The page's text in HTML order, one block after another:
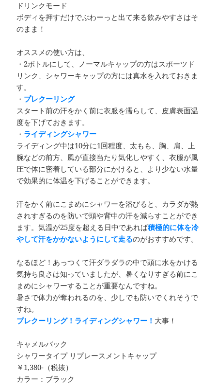
ドリンクモード
ボディを押すだけでぶわーっと出て来る飲みやすさはそ
のまま！
オススメの使い方は、
・2ボトルにして、ノーマルキャップの方はスポーツド
リンク、シャワーキャップの方には真水を入れておきま
す。
・ プレクーリング
スタート前の汗をかく前に衣服を濡らして、皮膚表面温
度を下げておきます。
・ ライディングシャワー
ライディング中は10分に1回程度、太もも、胸、肩、上
腕などの前方、風が直接当たり気化しやすく、衣服が風
圧で体に密着している部分にかけると、より少ない水量
で効果的に体温を下げることができます。
汗をかく前にこまめにシャワーを浴びると、カラダが熱
されすぎるのを防いで頭や背中の汗を減らすことができ
ます。気温が25度を超える日中であれば積極的に体を冷
やして汗をかかないようにして走るのがおすすめです。
なるほど！あっつくて汗ダラダラの中で頭に水をかける
気持ち良さは知っていましたが、暑くなりすぎる前にこ
まめにシャワーすることが重要なんですね。
暑さで体力が奪われるのを、少しでも防いでくれそうで
すね。
プレクーリング！ライディングシャワー！ 大事！
キャメルバック
シャワータイプ リプレースメントキャップ
￥1,380-（税抜）
カラー：ブラック